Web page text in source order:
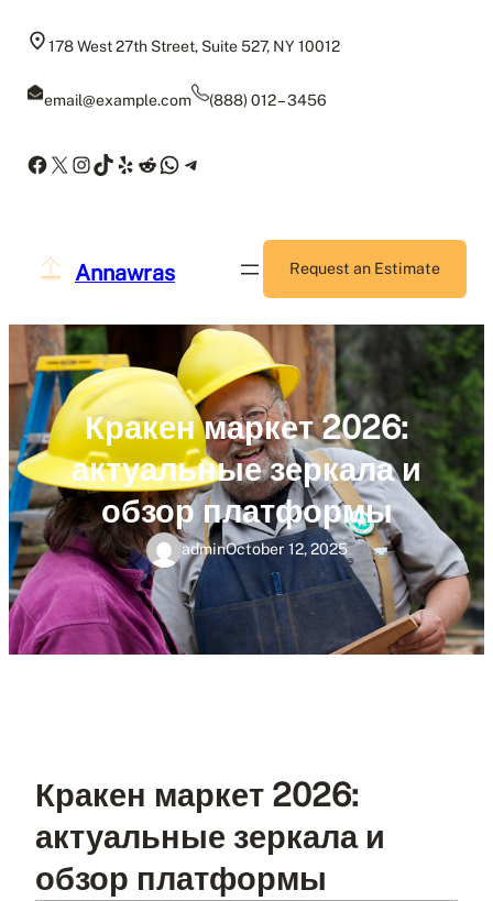
178 West 27th Street, Suite 527, NY 10012
email@example.com (888) 012 – 3456
Facebook
X Instagram
TikTok
Yelp
Reddit
WhatsApp
Telegram
Annawras Request an Estimate
Кракен маркет 2026:
актуальные зеркала и
обзор платформы
adminOctober 12, 2025
Кракен маркет 2026:
актуальные зеркала и
обзор платформы